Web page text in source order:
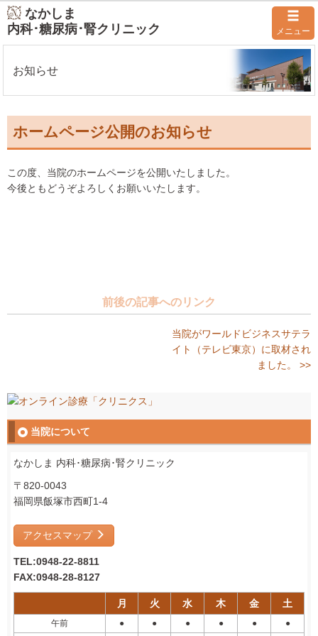
なかしま
内科･糖尿病･腎クリニック
メニュー
お知らせ
ホームページ公開のお知らせ
この度、当院のホームページを公開いたしました。
今後ともどうぞよろしくお願いいたします。
前後の記事へのリンク
当院がワールドビジネスサテラ
イト（テレビ東京）に取材され
ました。 >>
当院について
なかしま 内科･糖尿病･腎クリニック
〒820-0043
福岡県飯塚市西町1-4
アクセスマップ
TEL:0948-22-8811
FAX:0948-28-8127
月 火 水 木 金 土
午前 ● ● ● ● ● ●